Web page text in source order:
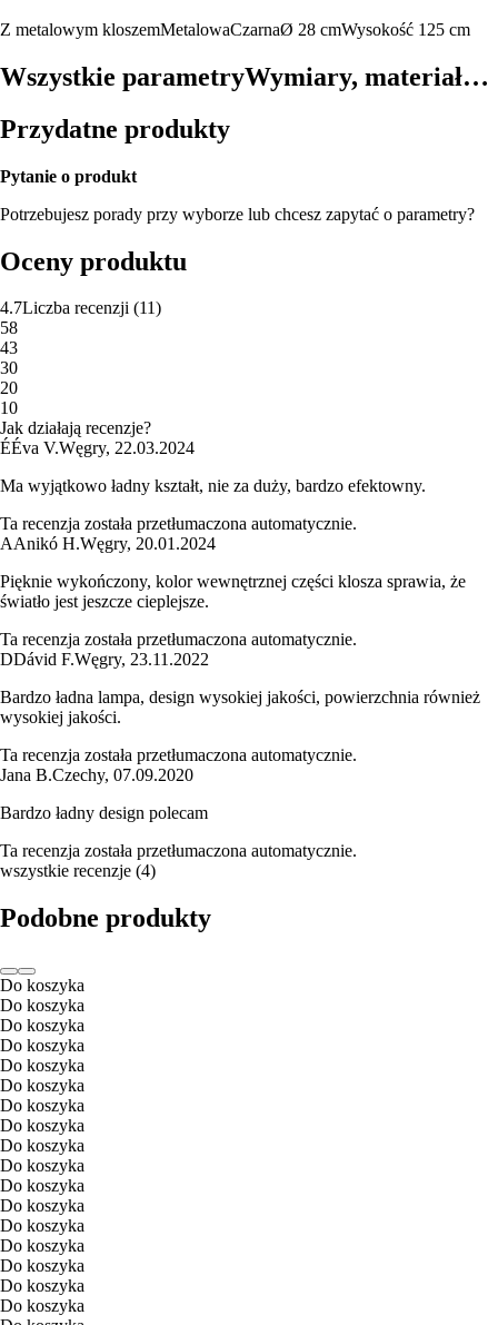
Z metalowym kloszemMetalowaCzarnaØ 28 cmWysokość 125 cm
Wszystkie parametryWymiary, materiał…
Przydatne produkty
Pytanie o produkt
Potrzebujesz porady przy wyborze lub chcesz zapytać o parametry?
Oceny produktu
4.7Liczba recenzji (11)
58
43
30
20
10
Jak działają recenzje?
ÉÉva V.Węgry, 22.03.2024
Ma wyjątkowo ładny kształt, nie za duży, bardzo efektowny.
Ta recenzja została przetłumaczona automatycznie.
AAnikó H.Węgry, 20.01.2024
Pięknie wykończony, kolor wewnętrznej części klosza sprawia, że
światło jest jeszcze cieplejsze.
Ta recenzja została przetłumaczona automatycznie.
DDávid F.Węgry, 23.11.2022
Bardzo ładna lampa, design wysokiej jakości, powierzchnia również
wysokiej jakości.
Ta recenzja została przetłumaczona automatycznie.
Jana B.Czechy, 07.09.2020
Bardzo ładny design polecam
Ta recenzja została przetłumaczona automatycznie.
wszystkie recenzje (4)
Podobne produkty
Do koszyka
Do koszyka
Do koszyka
Do koszyka
Do koszyka
Do koszyka
Do koszyka
Do koszyka
Do koszyka
Do koszyka
Do koszyka
Do koszyka
Do koszyka
Do koszyka
Do koszyka
Do koszyka
Do koszyka